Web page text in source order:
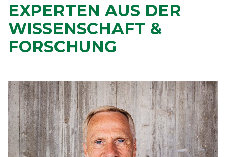
EXPERTEN AUS DER
WISSENSCHAFT &
FORSCHUNG